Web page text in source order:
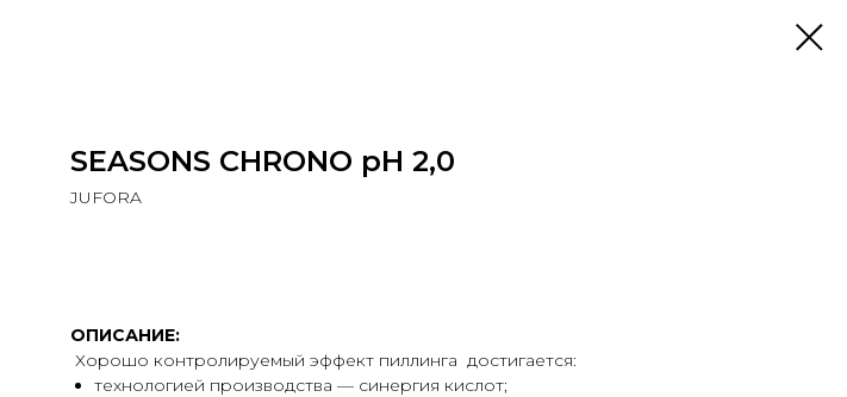
SEASONS CHRONO рН 2,0
JUFORA
ОПИСАНИЕ:
Хорошо контролируемый эффект пиллинга достигается:
технологией производствa — синергия кислот;